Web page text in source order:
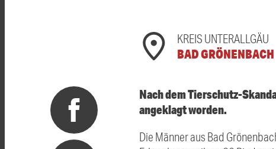
KREIS UNTERALLGÄU
BAD GRÖNENBACH
Nach dem Tierschutz-
angeklagt worden.
Die Männer aus Bad